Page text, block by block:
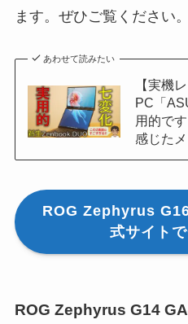
ます。ぜひご覧ください。
あわせて読みたい
【実機
PC「
用的で
感じた
ROG Zephyrus
式サイト
ROG Zephyrus G14